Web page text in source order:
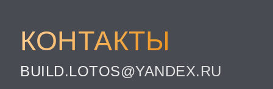
BUILD.LOTOS@YANDEX.RU
КОНТАКТЫ